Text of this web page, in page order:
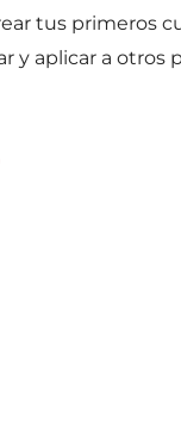
tus primeros
y aplicar a otros